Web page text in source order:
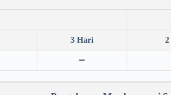
3 Hari 2
➖